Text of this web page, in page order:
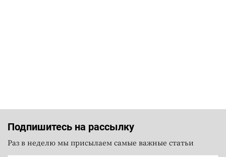
Подпишитесь на рассылку
Раз в неделю мы присылаем самые важные статьи